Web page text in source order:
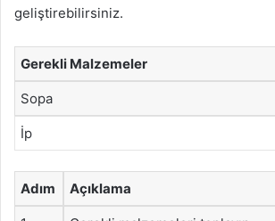
geliştirebilirsiniz.
Gerekli Malzemeler
Sopa
İp
Adım Açıklama